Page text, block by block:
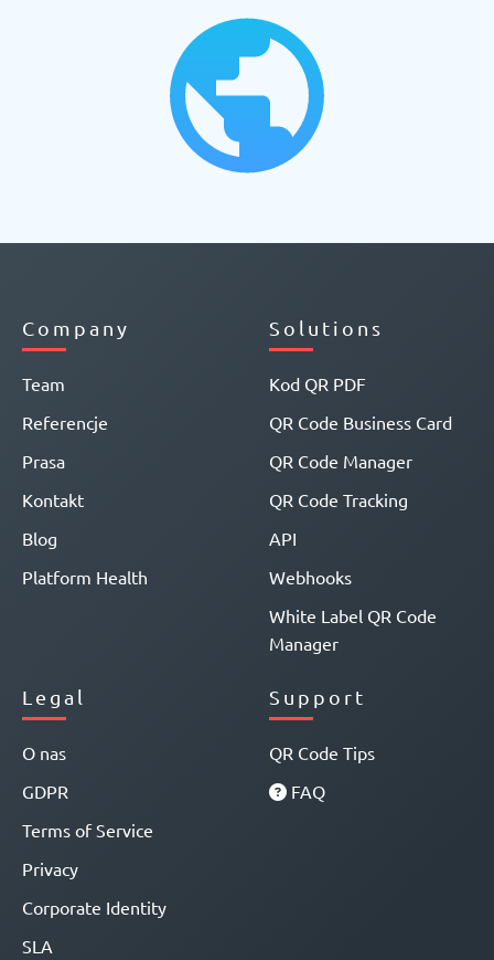
Company
Team
Referencje
Prasa
Kontakt
Blog
Platform Health
Solutions
Kod QR PDF
QR Code Business Card
QR Code Manager
QR Code Tracking
API
Webhooks
White Label QR Code
Manager
Legal
O nas
GDPR
Terms of Service
Privacy
Corporate Identity
SLA
Support
QR Code Tips
FAQ